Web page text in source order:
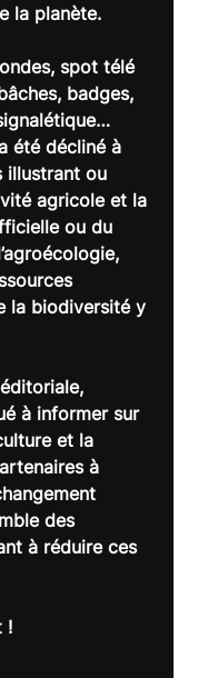
la planète.
spot télé
badges,
été décliné à
illustrant ou
agricole et la
ou du
la biodiversité y
à informer sur
et la
à
des
à réduire ces
!